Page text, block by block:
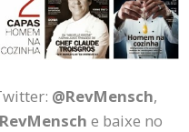
@RevMensch,
RevMensch e baixe no